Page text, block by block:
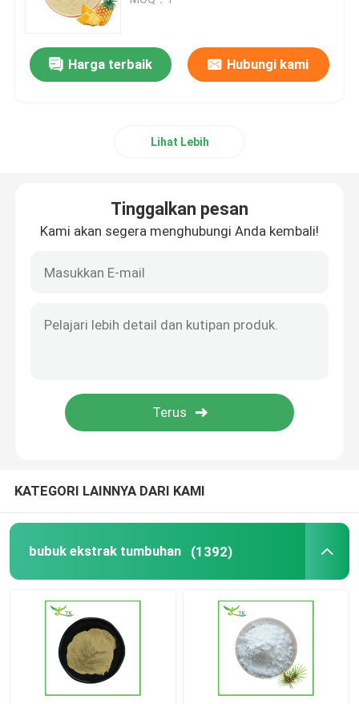
Bubuk Buah dan Sayuran
Bubuk Ekstrak Ashwagandha
Bahan Suplemen Makanan
Harga terbaik Hubungi kami
Lihat Lebih
Tinggalkan pesan
Kami akan segera menghubungi Anda kembali!
KATEGORI LAINNYA DARI KAMI
bubuk ekstrak tumbuhan (1392)